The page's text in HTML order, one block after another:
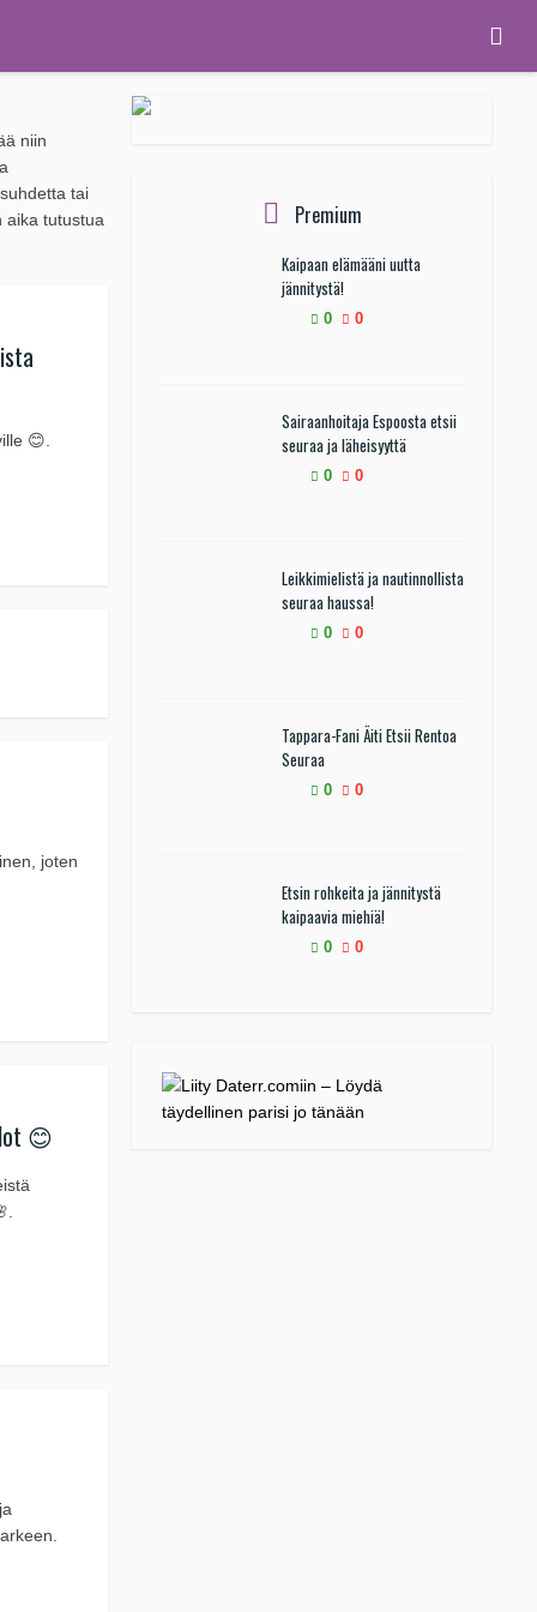
niin
tai
aika tutustua
😊.
joten
😊
Premium
Kaipaan elämääni uutta
jännitystä!
0 0
Sairaanhoitaja Espoosta etsii
seuraa ja läheisyyttä
0 0
Leikkimielistä ja nautinnollista
seuraa haussa!
0 0
Tappara-Fani Äiti Etsii Rentoa
Seuraa
0 0
Etsin rohkeita ja jännitystä
kaipaavia miehiä!
0 0